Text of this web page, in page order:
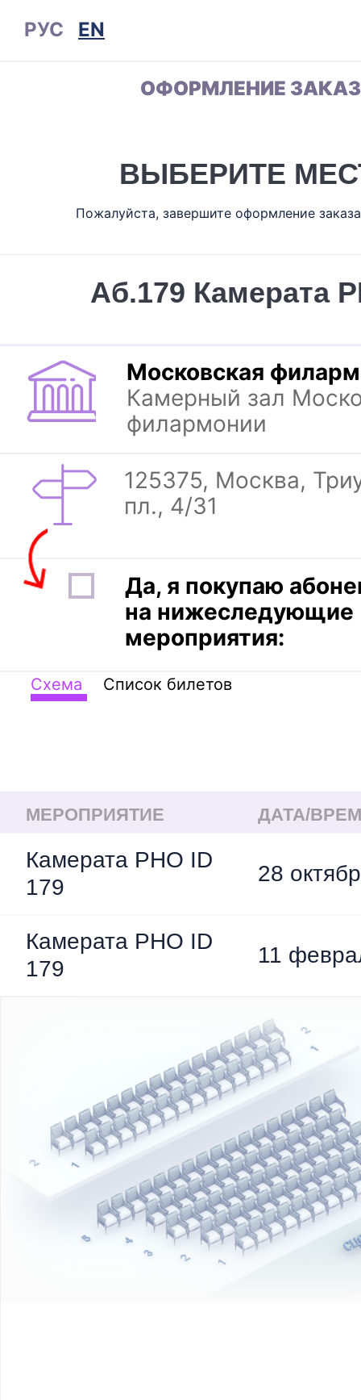
РУС EN
ОФОРМЛЕНИЕ
ВЫБЕРИТЕ
Пожалуйста, завершите оформление
Аб.179 Камерата
Московская
Камерный зал
филармонии
125375, Москва,
пл., 4/31
Да, я покупаю
на нижеследующие
мероприятия:
Схема Список билетов
МЕРОПРИЯТИЕ ДАТА/
Камерата РНО ID
179
28
Камерата РНО ID
179
11